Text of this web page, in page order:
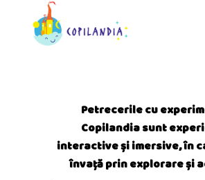
Petrecerile cu
Copilandia sunt
interactive și imersive, în
învață prin explorare și